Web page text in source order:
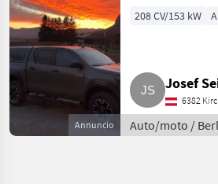
Annuncio
208 CV/153 kW
Josef
6382
Auto/moto /